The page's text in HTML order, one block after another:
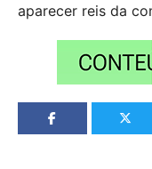
aparecer reis da